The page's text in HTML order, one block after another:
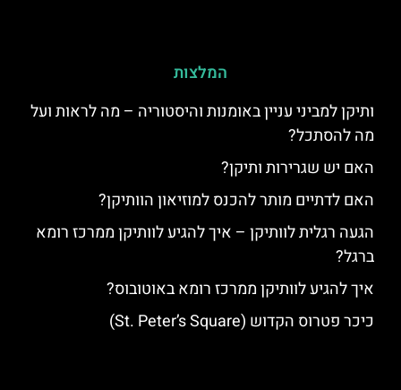
המלצות
ותיקן למביני עניין באומנות והיסטוריה – מה לראות ועל
מה להסתכל?
האם יש שגרירות ותיקן?
האם לדתיים מותר להכנס למוזיאון הוותיקן?
הגעה רגלית לוותיקן – איך להגיע לוותיקן ממרכז רומא
ברגל?
איך להגיע לוותיקן ממרכז רומא באוטובוס?
כיכר פטרוס הקדוש (St. Peter’s Square)